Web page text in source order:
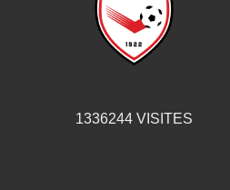
1336244VISITES